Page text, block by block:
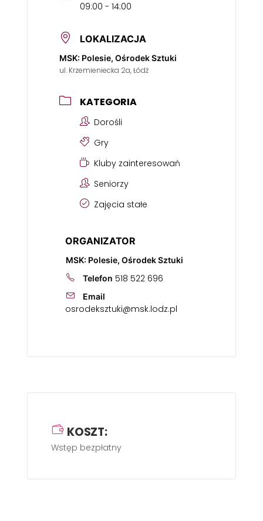
09:00 - 14:00
LOKALIZACJA
MSK: Polesie, Ośrodek Sztuki
ul. Krzemieniecka 2a, Łódź
KATEGORIA
Dorośli
Gry
Kluby zainteresowań
Seniorzy
Zajęcia stałe
ORGANIZATOR
MSK: Polesie, Ośrodek Sztuki
Telefon 518 522 696
Email
osrodeksztuki@msk.lodz.pl
KOSZT:
Wstęp bezpłatny